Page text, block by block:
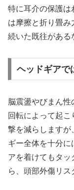
特に耳介の保護は
は摩擦と折り畳
続いた既往がある
ヘッドギアで
脳震盪やびまん
回転によって起
撃を減らしますが
ギー全体を十分
アを着けてもタッ
ら、頭部外傷リス